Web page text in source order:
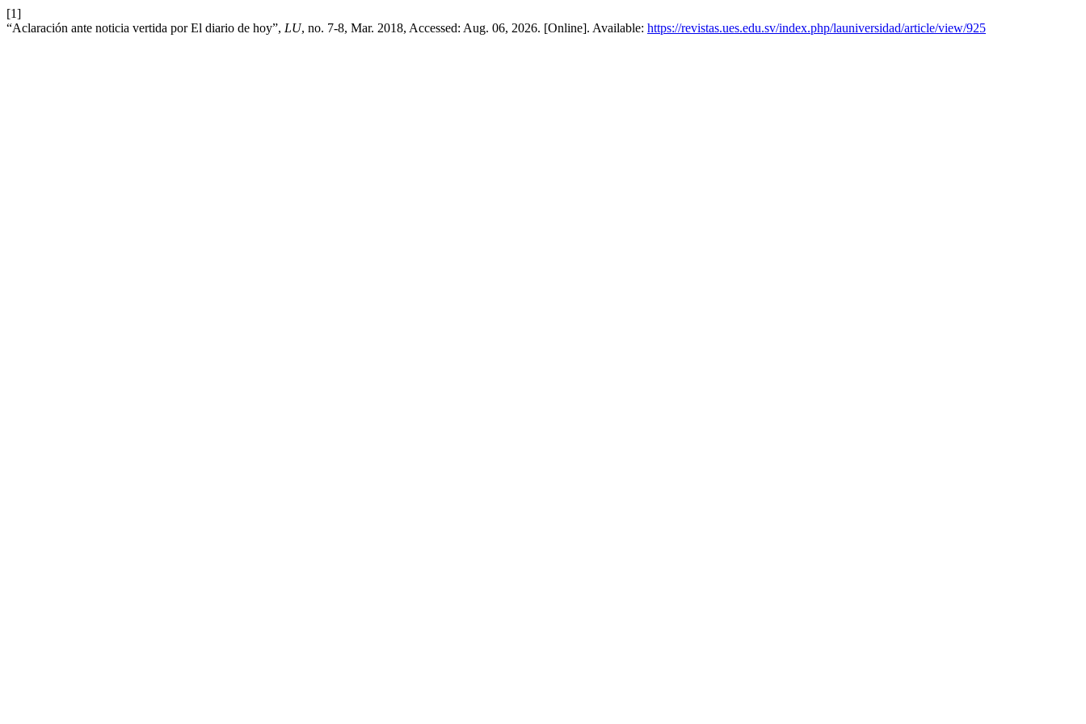
[1]
“Aclaración ante noticia vertida por El diario de hoy”, LU, no. 7-8, Mar. 2018, Accessed: Aug. 06, 2026. [Online]. Available: https://revistas.ues.edu.sv/index.php/launiversidad/article/view/925